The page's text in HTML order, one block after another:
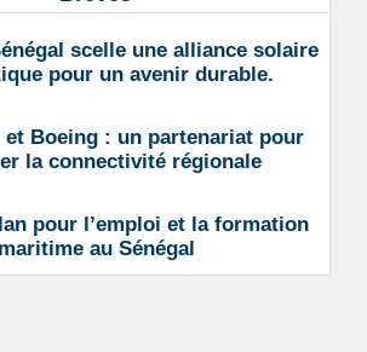
scelle une alliance solaire
pour un avenir durable.
et Boeing : un partenariat pour
la connectivité régionale
pour l’emploi et la formation
maritime au Sénégal